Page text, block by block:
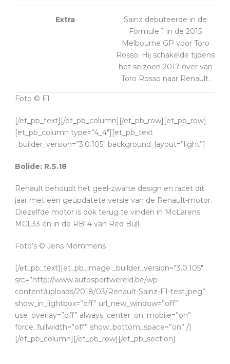
Extra
Sainz debuteerde in de
Formule 1 in de 2015
Melbourne GP voor Toro
Rosso. Hij schakelde tijdens
het seizoen 2017 over van
Toro Rosso naar Renault.
Foto © F1
[/et_pb_text][/et_pb_column][/et_pb_row][et_pb_row]
[et_pb_column type=”4_4″][et_pb_text
_builder_version=”3.0.105″ background_layout=”light”]
Bolide: R.S.18
Renault behoudt het geel-zwarte design en racet dit
jaar met een geüpdatete versie van de Renault-motor.
Diezelfde motor is ook terug te vinden in McLarens
MCL33 en in de RB14 van Red Bull.
Foto’s © Jens Mommens
[/et_pb_text][et_pb_image _builder_version=”3.0.105″
src=”http://www.autosportwereld.be/wp-
content/uploads/2018/03/Renault-Sainz-F1-test.jpeg”
show_in_lightbox=”off” url_new_window=”off”
use_overlay=”off” always_center_on_mobile=”on”
force_fullwidth=”off” show_bottom_space=”on” /]
[/et_pb_column][/et_pb_row][/et_pb_section]